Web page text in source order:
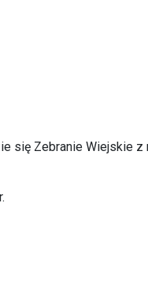
się Zebranie Wiejskie